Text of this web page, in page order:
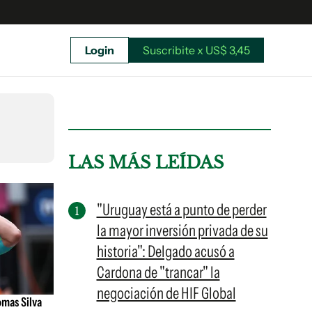
Suscribite x US$ 3,45
Login Suscribite x US$ 3,45
Silva
LAS MÁS LEÍDAS
"Uruguay está a punto de perder
la mayor inversión privada de su
historia": Delgado acusó a
Cardona de "trancar" la
negociación de HIF Global